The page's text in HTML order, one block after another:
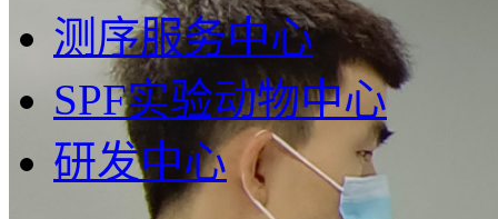
测序服务中心
SPF实验动物中心
研发中心